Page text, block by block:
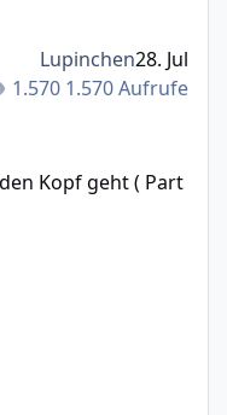
1.570 Aufrufe
Lupinchen28. Jul
Kopf geht ( Part